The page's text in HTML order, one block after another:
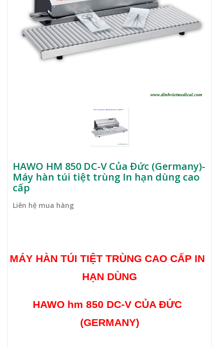
HAWO HM 850 DC-V Của Đức (Germany)-
Máy hàn túi tiệt trùng In hạn dùng cao
cấp
Liên hệ mua hàng
MÁY HÀN TÚI TIỆT TRÙNG CAO CẤP IN
HẠN DÙNG
HAWO hm 850 DC-V CỦA ĐỨC
(GERMANY)